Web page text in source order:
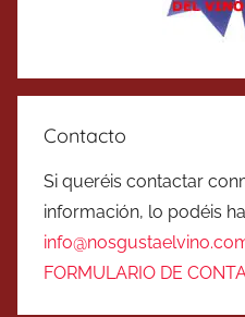
Contacto
Si queréis contactar
información, lo podéis
FORMULARIO DE